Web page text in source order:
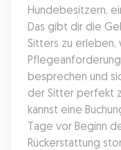
Hundebesitzern,
Das gibt dir die
Sitters zu
besprechen und
der Sitter perfekt
kannst eine
Tage vor Beginn
Rückerstattung